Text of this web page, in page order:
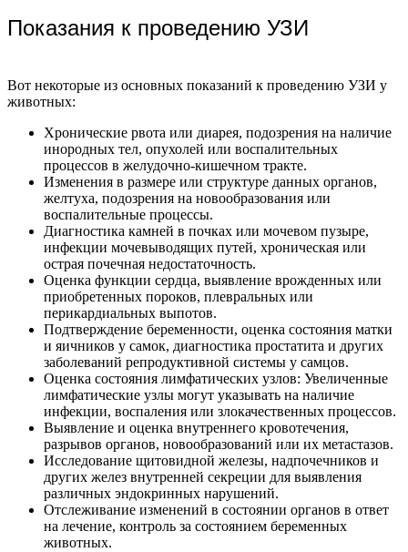
Показания к проведению УЗИ
Вот некоторые из основных показаний к проведению УЗИ у
животных:
Хронические рвота или диарея, подозрения на наличие
инородных тел, опухолей или воспалительных
процессов в желудочно-кишечном тракте.
Изменения в размере или структуре данных органов,
желтуха, подозрения на новообразования или
воспалительные процессы.
Диагностика камней в почках или мочевом пузыре,
инфекции мочевыводящих путей, хроническая или
острая почечная недостаточность.
Оценка функции сердца, выявление врожденных или
приобретенных пороков, плевральных или
перикардиальных выпотов.
Подтверждение беременности, оценка состояния матки
и яичников у самок, диагностика простатита и других
заболеваний репродуктивной системы у самцов.
Оценка состояния лимфатических узлов: Увеличенные
лимфатические узлы могут указывать на наличие
инфекции, воспаления или злокачественных процессов.
Выявление и оценка внутреннего кровотечения,
разрывов органов, новообразований или их метастазов.
Исследование щитовидной железы, надпочечников и
других желез внутренней секреции для выявления
различных эндокринных нарушений.
Отслеживание изменений в состоянии органов в ответ
на лечение, контроль за состоянием беременных
животных.